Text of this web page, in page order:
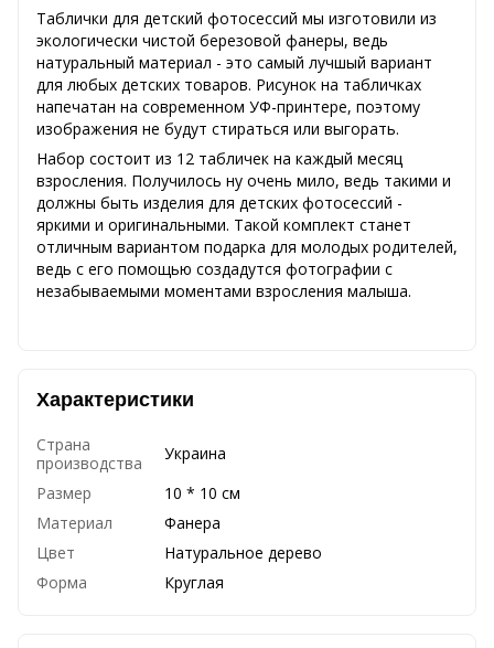
Таблички для детский фотосессий мы изготовили из
экологически чистой березовой фанеры, ведь
натуральный материал - это самый лучшый вариант
для любых детских товаров. Рисунок на табличках
напечатан на современном УФ-принтере, поэтому
изображения не будут стираться или выгорать.
Набор состоит из 12 табличек на каждый месяц
взросления. Получилось ну очень мило, ведь такими и
должны быть изделия для детских фотосессий -
яркими и оригинальными. Такой комплект станет
отличным вариантом подарка для молодых родителей,
ведь с его помощью создадутся фотографии с
незабываемыми моментами взросления малыша.
Характеристики
Страна
производства
Украина
Размер
10 * 10 см
Материал
Фанера
Цвет
Натуральное дерево
Форма
Круглая